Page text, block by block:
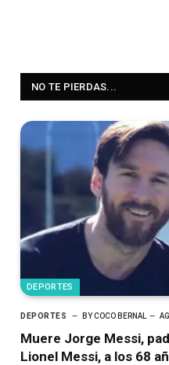
NO TE PIERDAS...
DEPORTES
DEPORTES BYCOCO BERNAL
Muere Jorge Messi,
Lionel Messi, a los 68